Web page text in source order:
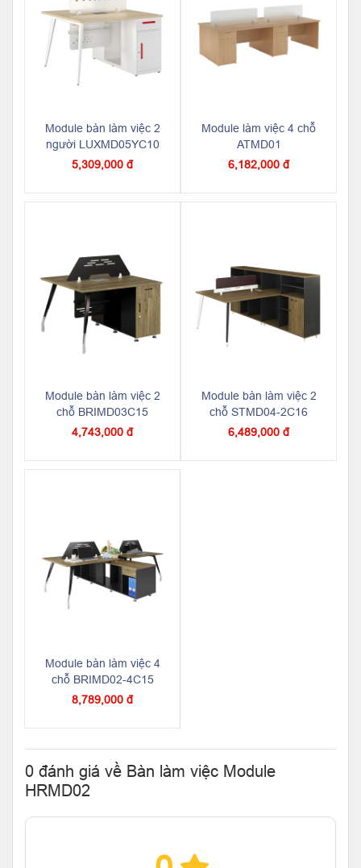
Module bàn làm việc 2
người LUXMD05YC10
5,309,000 đ
Module làm việc 4 chỗ
ATMD01
6,182,000 đ
Module bàn làm việc 2
chỗ BRIMD03C15
4,743,000 đ
Module bàn làm việc 2
chỗ STMD04-2C16
6,489,000 đ
Module bàn làm việc 4
chỗ BRIMD02-4C15
8,789,000 đ
0 đánh giá về Bàn làm việc Module
HRMD02